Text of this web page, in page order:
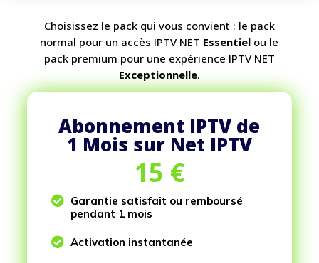
Choisissez le pack qui vous convient : le pack
normal pour un accès IPTV NET Essentiel ou le
pack premium pour une expérience IPTV NET
Exceptionnelle.
Abonnement IPTV de
1 Mois sur Net IPTV
15 €
 Garantie satisfait ou remboursé
pendant 1 mois
 Activation instantanée